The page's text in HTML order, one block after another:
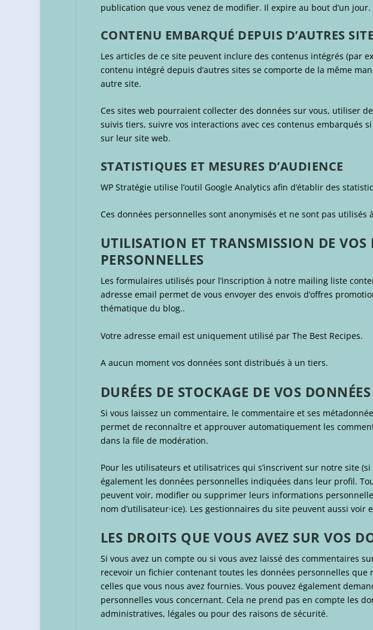
publication que vous venez de modifier. Il expire au bout d’un jour.
CONTENU EMBARQUÉ DEPUIS D’AUTRES
Les articles de ce site peuvent inclure des contenus intégrés (par
contenu intégré depuis d’autres sites se comporte de la même
autre site.
Ces sites web pourraient collecter des données sur vous, utiliser
suivis tiers, suivre vos interactions avec ces contenus embarqués
sur leur site web.
STATISTIQUES ET MESURES D’AUDIENCE
WP Stratégie utilise l’outil Google Analytics afin d’établir des
Ces données personnelles sont anonymisés et ne sont pas utilisés
UTILISATION ET TRANSMISSION DE VOS
PERSONNELLES
Les formulaires utilisés pour l’inscription à notre mailing liste
adresse email permet de vous envoyer des envois d’offres
thématique du blog..
Votre adresse email est uniquement utilisé par The Best Recipes.
A aucun moment vos données sont distribués à un tiers.
DURÉES DE STOCKAGE DE VOS DONNÉES
Si vous laissez un commentaire, le commentaire et ses
permet de reconnaître et approuver automatiquement les
dans la file de modération.
Pour les utilisateurs et utilisatrices qui s’inscrivent sur notre site
également les données personnelles indiquées dans leur profil.
peuvent voir, modifier ou supprimer leurs informations
nom d’utilisateur·ice). Les gestionnaires du site peuvent aussi voir
LES DROITS QUE VOUS AVEZ SUR VOS
Si vous avez un compte ou si vous avez laissé des commentaires
recevoir un fichier contenant toutes les données personnelles que
celles que vous nous avez fournies. Vous pouvez également
personnelles vous concernant. Cela ne prend pas en compte les
administratives, légales ou pour des raisons de sécurité.